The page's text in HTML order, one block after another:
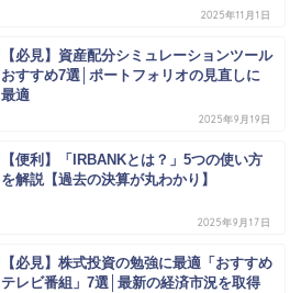
2025年11月1日
【必見】資産配分シミュレーションツール
おすすめ7選│ポートフォリオの見直しに
最適
2025年9月19日
【便利】「IRBANKとは？」5つの使い方
を解説【過去の決算が丸わかり】
2025年9月17日
【必見】株式投資の勉強に最適「おすすめ
テレビ番組」7選│最新の経済市況を取得